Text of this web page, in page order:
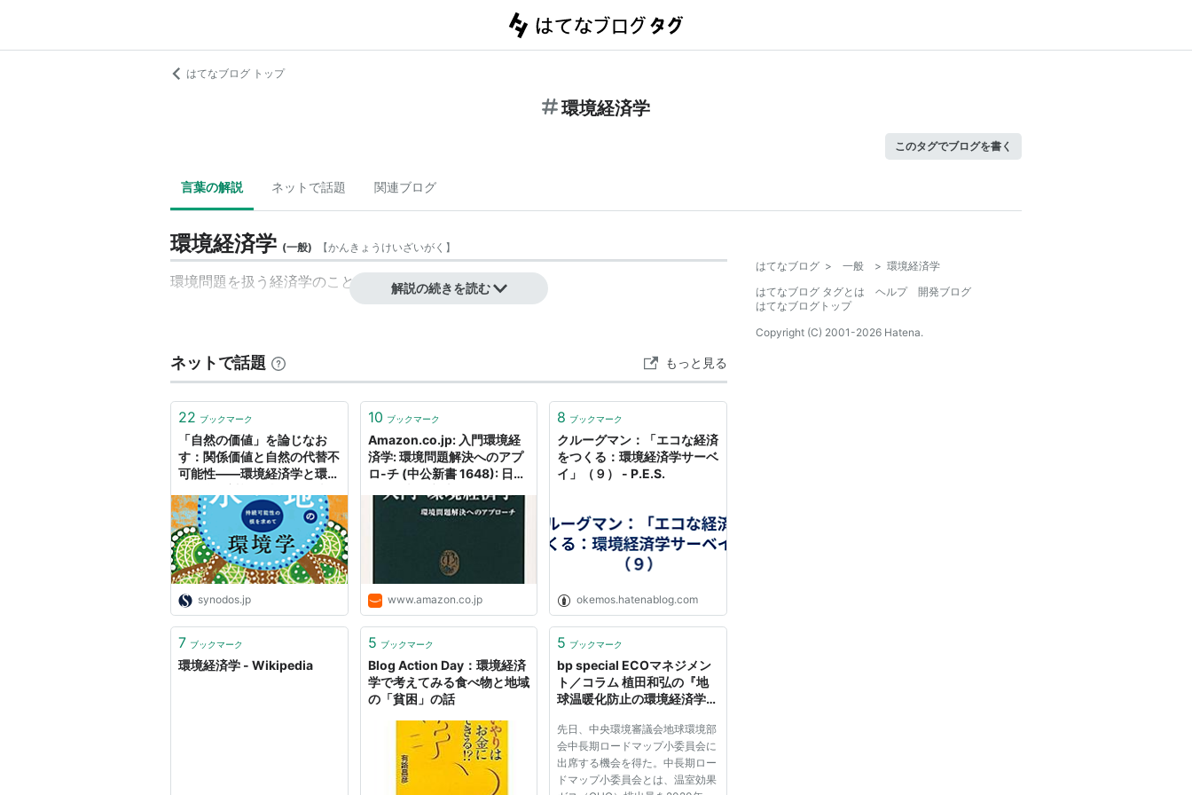
はてなブログ トップ
環境経済学
このタグでブログを書く
言葉の解説 ネットで話題 関連ブログ
環境経済学 (一般) 【かんきょうけいざいがく 】
環境問題を扱う経済学のこと。 解説の続きを読む
ネットで話題 もっと見る
22 ブックマーク
「自然の価値」を論じなお
す：関係価値と自然の代替不
可能性――環境経済学と環境
永明弘 - SYNODOS
synodos.jp
10 ブックマーク
Amazon.co.jp: 入門環境経
済学: 環境問題解決へのアプ
ロ-チ (中公新書 1648): 日引
www.amazon.co.jp
8 ブックマーク
クルーグマン：「エコな経済
をつくる：環境経済学サーベ
イ」（９） - P.E.S.
okemos.hatenablog.com
7 ブックマーク
環境経済学 - Wikipedia
5 ブックマーク
Blog Action Day：環境経済
学で考えてみる食べ物と地域
の「貧困」の話
5 ブックマーク
bp special ECOマネジメン
ト／コラム 植田和弘の『地
球温暖化防止の環境経済学』
策に生かす
先日、中央環境審議会地球環境部
会中長期ロードマップ小委員会に
出席する機会を得た。中長期ロー
ドマップ小委員会とは、温室効果
はてなブログ > 一般 > 環境経済学
はてなブログ タグとは
ヘルプ
開発ブログ
はてなブログトップ
Copyright (C) 2001-2026 Hatena.